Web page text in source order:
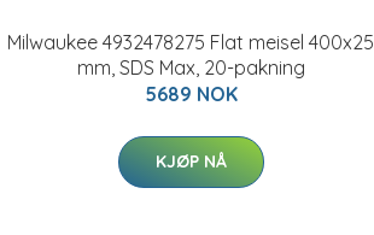
Milwaukee 4932478275 Flat meisel 400x25
mm, SDS Max, 20-pakning
5689 NOK
KJØP NÅ